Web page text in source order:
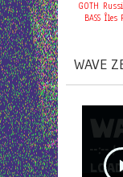
GOTH
BASS Îles
WAVE